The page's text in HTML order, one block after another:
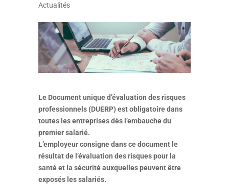
Actualités
Le Document unique d’évaluation des risques
professionnels (DUERP) est obligatoire dans
toutes les entreprises dès l’embauche du
premier salarié.
L’employeur consigne dans ce document le
résultat de l’évaluation des risques pour la
santé et la sécurité auxquelles peuvent être
exposés les salariés.